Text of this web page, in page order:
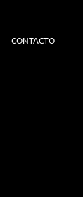
CONTACTO